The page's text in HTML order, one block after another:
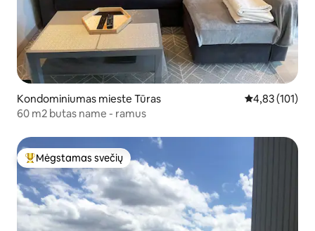
Kondominiumas mieste Tūras Vidutinis
4,83 (101)
60 m2 butas name - ramus
Svečių mėgstamiausias
Mėgstamas svečių